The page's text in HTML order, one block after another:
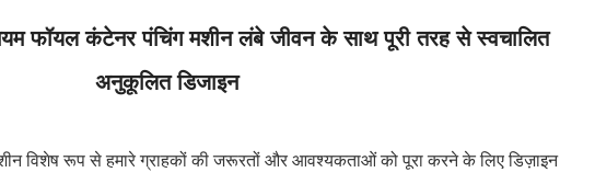
फॉयल कंटेनर पंचिंग मशीन लंबे जीवन के साथ पूरी तरह से स्वचालित
अनुकूलित डिजाइन
विशेष रूप से हमारे ग्राहकों की जरूरतों और आवश्यकताओं को पूरा करने के लिए डिज़ाइन